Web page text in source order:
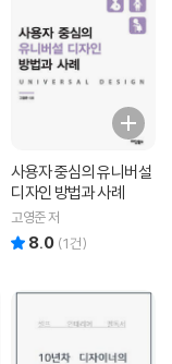
사용자 중심의 유니버설
디자인 방법과 사례
고영준 저
8.0 (1건)